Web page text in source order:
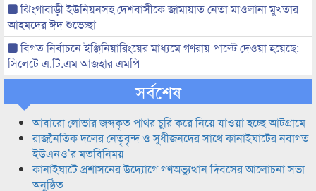
ঝিংগাবাড়ী ইউনিয়নসহ দেশবাসীকে জামায়াত নেতা মাওলানা মুখতার
আহমদের ঈদ শুভেচ্ছা
বিগত নির্বাচনে ইঞ্জিনিয়ারিংয়ের মাধ্যমে গণরায় পাল্টে দেওয়া হয়েছে:
সিলেটে এ.টি.এম আজহার এমপি
সর্বশেষ
আবারো লোভার জব্দকৃত পাথর চুরি করে নিয়ে যাওয়া হচ্ছে আটগ্রামে
রাজনৈতিক দলের নেতৃবৃন্দ ও সুধীজনদের সাথে কানাইঘাটের নবাগত
ইউএনও’র মতবিনিময়
কানাইঘাটে প্রশাসনের উদ্যোগে গণঅভ্যুত্থান দিবসের আলোচনা সভা
অনুষ্ঠিত